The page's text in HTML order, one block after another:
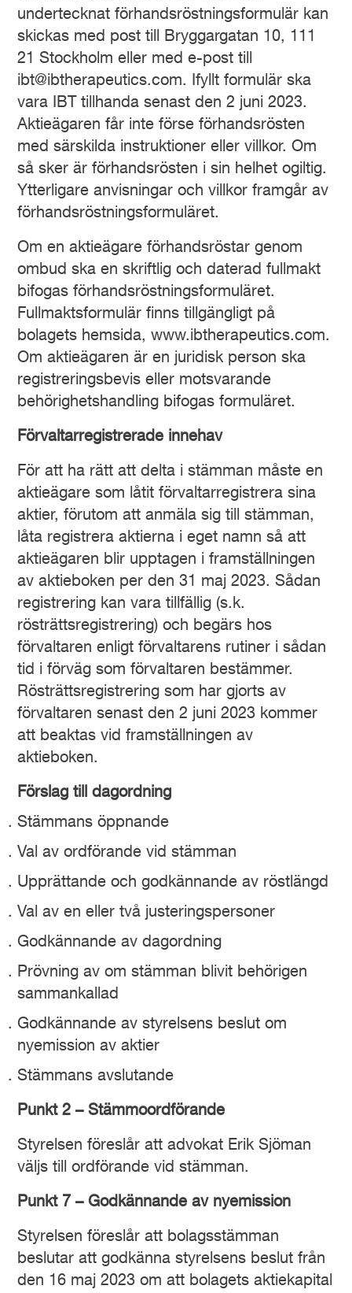
undertecknat förhandsröstningsformulär kan
skickas med post till Bryggargatan 10, 111
21 Stockholm eller med e-post till
ibt@ibtherapeutics.com. Ifyllt formulär ska
vara IBT tillhanda senast den 2 juni 2023.
Aktieägaren får inte förse förhandsrösten
med särskilda instruktioner eller villkor. Om
så sker är förhandsrösten i sin helhet ogiltig.
Ytterligare anvisningar och villkor framgår av
förhandsröstningsformuläret.
Om en aktieägare förhandsröstar genom
ombud ska en skriftlig och daterad fullmakt
bifogas förhandsröstningsformuläret.
Fullmaktsformulär finns tillgängligt på
bolagets hemsida, www.ibtherapeutics.com.
Om aktieägaren är en juridisk person ska
registreringsbevis eller motsvarande
behörighetshandling bifogas formuläret.
Förvaltarregistrerade innehav
För att ha rätt att delta i stämman måste en
aktieägare som låtit förvaltarregistrera sina
aktier, förutom att anmäla sig till stämman,
låta registrera aktierna i eget namn så att
aktieägaren blir upptagen i framställningen
av aktieboken per den 31 maj 2023. Sådan
registrering kan vara tillfällig (s.k.
rösträttsregistrering) och begärs hos
förvaltaren enligt förvaltarens rutiner i sådan
tid i förväg som förvaltaren bestämmer.
Rösträttsregistrering som har gjorts av
förvaltaren senast den 2 juni 2023 kommer
att beaktas vid framställningen av
aktieboken.
Förslagtill dagordning
Stämmans öppnande
Val av ordförande vid stämman
Upprättande och godkännande av röstlängd
Val av en eller två justeringspersoner
Godkännande av dagordning
Prövning av om stämman blivit behörigen
sammankallad
Godkännande av styrelsens beslut om
nyemission av aktier
Stämmans avslutande
Punkt 2 – Stämmoordförande
Styrelsen föreslår att advokat Erik Sjöman
väljs till ordförande vid stämman.
Punkt 7 – Godkännande av nyemission
Styrelsen föreslår att bolagsstämman
beslutar att godkänna styrelsens beslut från
den 16 maj 2023 om att bolagets aktiekapital